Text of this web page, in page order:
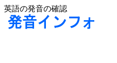
英語の発音の確認